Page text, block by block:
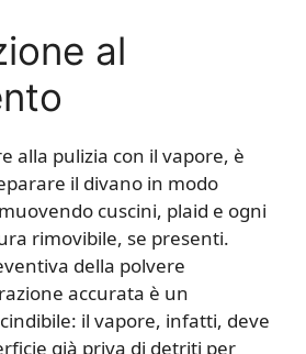
al
alla pulizia con il vapore, è
il divano in modo
cuscini, plaid e ogni
rimovibile, se presenti.
della polvere
accurata è un
il vapore, infatti, deve
già priva di detriti per